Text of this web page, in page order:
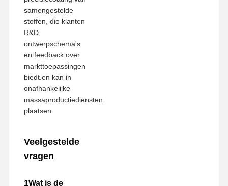
samengestelde
stoffen, die klanten
R&D,
ontwerpschema's
en feedback over
markttoepassingen
biedt.en kan in
onafhankelijke
massaproductiediensten
plaatsen.
Veelgestelde
vragen
1Wat is de